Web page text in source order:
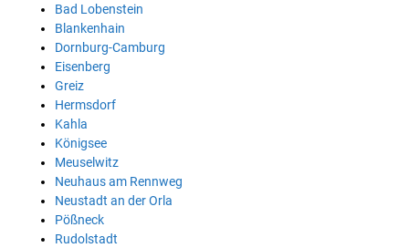
Bad Lobenstein
Blankenhain
Dornburg-Camburg
Eisenberg
Greiz
Hermsdorf
Kahla
Königsee
Meuselwitz
Neuhaus am Rennweg
Neustadt an der Orla
Pößneck
Rudolstadt